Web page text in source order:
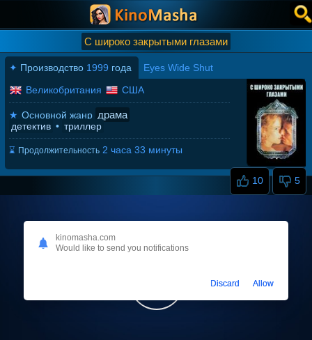
С широко закрытыми глазами
✦ Производство 1999 года Eyes Wide Shut
10 5
Великобритания США
★ Основной жанр драма
детектив • триллер
⌛ Продолжительность 2 часа 33 минуты
kinomasha.com
Would like to send you notifications
Discard Allow